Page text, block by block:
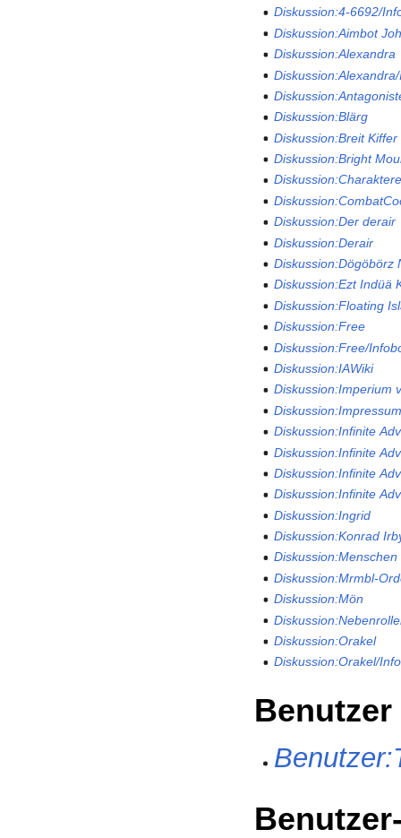
Diskussion:4-6692/
Diskussion:Aimbot
Diskussion:Alexandra
Diskussion:Blärg
Diskussion:Breit Kiffer
Diskussion:Bright
Diskussion:Der derair
Diskussion:Derair
Diskussion:Dögöbörz
Diskussion:Ezt Indüä
Diskussion:Floating
Diskussion:Free
Diskussion:Free/
Diskussion:IAWiki
Diskussion:Imperium
Diskussion:Infinite
Diskussion:Infinite
Diskussion:Infinite
Diskussion:Infinite
Diskussion:Ingrid
Diskussion:Konrad
Diskussion:Menschen
Diskussion:Mrmbl-
Diskussion:Mön
Diskussion:Orakel
Diskussion:Orakel/
Benutzer